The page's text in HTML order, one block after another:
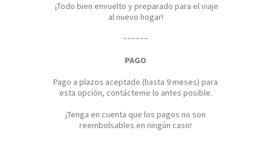
¡Todo bien envuelto y preparado para el viaje
al nuevo hogar!
~~~~~~
PAGO
Pago a plazos aceptado (hasta 9 meses) para
esta opción, contácteme lo antes posible.
¡Tenga en cuenta que los pagos no son
reembolsables en ningún caso!